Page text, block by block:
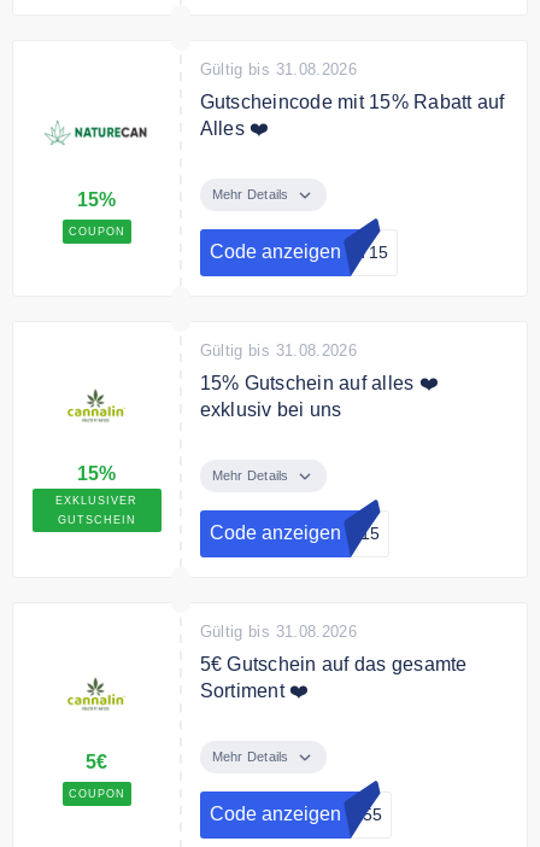
15%
COUPON
Gültig bis 31.08.2026
Gutscheincode mit 15% Rabatt auf
Alles ❤️
15% Rabatt auf die gesamte
Mehr Details
Code anzeigen ST15
15%
EXKLUSIVER
GUTSCHEIN
Gültig bis 31.08.2026
15% Gutschein auf alles ❤️
exklusiv bei uns
erhalten Sie 15% Rabatt auf das
gesamte Sortiment.
Bedingungen
Mehr Details
Code anzeigen in15
5€
COUPON
Gültig bis 31.08.2026
5€ Gutschein auf das gesamte
Sortiment ❤️
auf das gesamte Sortiment.
Bedingungen
Ab 20€ Mindestbestellwert.
Mehr Details
Code anzeigen er55